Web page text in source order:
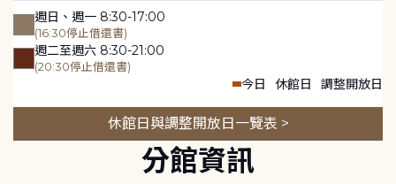
週日、週一 8:30-17:00
(16:30停止借還書)
週二至週六 8:30-21:00
(20:30停止借還書)
今日 休館日 調整開放日
休館日與調整開放日一覽表 >
分館資訊